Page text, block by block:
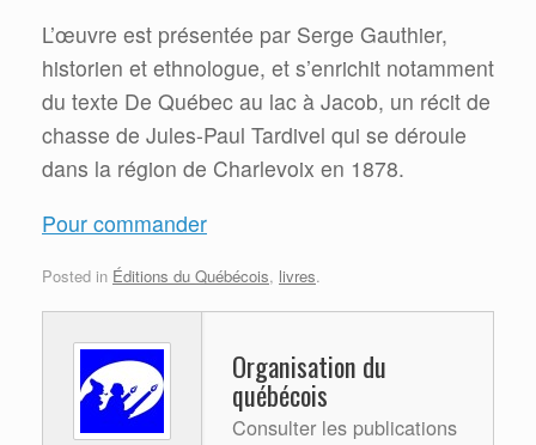
L’œuvre est présentée par Serge Gauthier,
historien et ethnologue, et s’enrichit notamment
du texte De Québec au lac à Jacob, un récit de
chasse de Jules-Paul Tardivel qui se déroule
dans la région de Charlevoix en 1878.
Pour commander
Posted in Éditions du Québécois, livres.
Organisation du
québécois
Consulter les publications